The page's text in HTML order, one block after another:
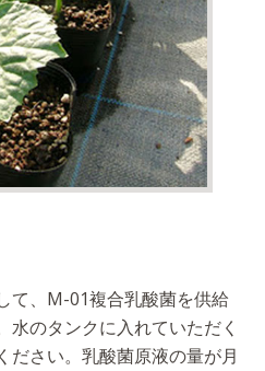
て、M-01複合乳酸菌を供給
のタンクに入れていただく
ださい。乳酸菌原液の量が月